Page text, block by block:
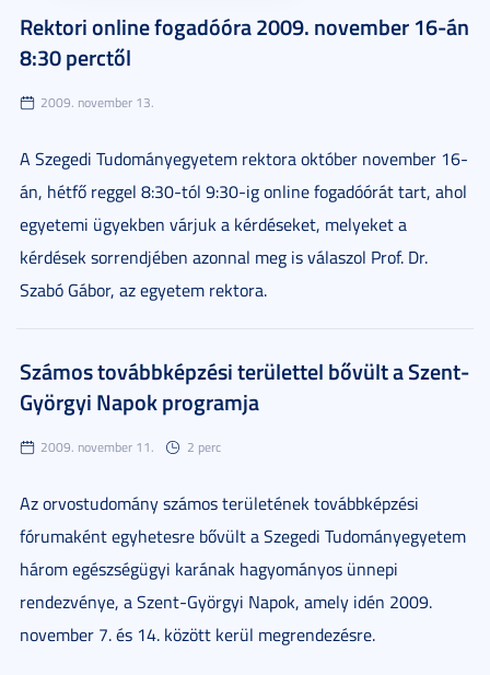
Rektori online fogadóóra 2009. november 16-án
8:30 perctől
2009. november 13.
A Szegedi Tudományegyetem rektora október november 16-
án, hétfő reggel 8:30-tól 9:30-ig online fogadóórát tart, ahol
egyetemi ügyekben várjuk a kérdéseket, melyeket a
kérdések sorrendjében azonnal meg is válaszol Prof. Dr.
Szabó Gábor, az egyetem rektora.
Számos továbbképzési területtel bővült a Szent-
Györgyi Napok programja
2009. november 11. 2 perc
Az orvostudomány számos területének továbbképzési
fórumaként egyhetesre bővült a Szegedi Tudományegyetem
három egészségügyi karának hagyományos ünnepi
rendezvénye, a Szent-Györgyi Napok, amely idén 2009.
november 7. és 14. között kerül megrendezésre.